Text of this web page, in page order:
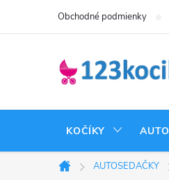
Obchodné podmienky
KOČÍKY
Domov
AUTOSEDAČKY